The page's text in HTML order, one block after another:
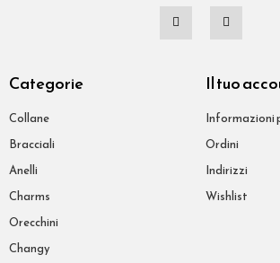
Categorie
Collane
Bracciali
Anelli
Charms
Orecchini
Changy
Il tuo
Informazioni
Ordini
Indirizzi
Wishlist